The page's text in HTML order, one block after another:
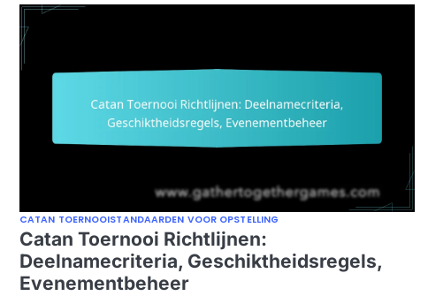
CATAN TOERNOOISTANDAARDEN VOOR OPSTELLING
Catan Toernooi Richtlijnen:
Deelnamecriteria, Geschiktheidsregels,
Evenementbeheer